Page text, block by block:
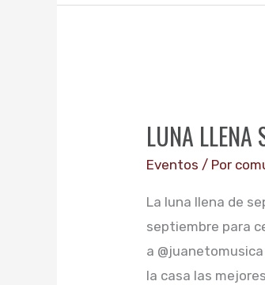
LUNA LLENA
Eventos / Por
La luna llena de
septiembre para
a
la casa las
SEPTIEMBRE